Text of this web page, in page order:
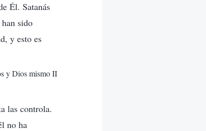
Él. Satanás
sido
y esto es
y Dios mismo II
las controla.
no ha